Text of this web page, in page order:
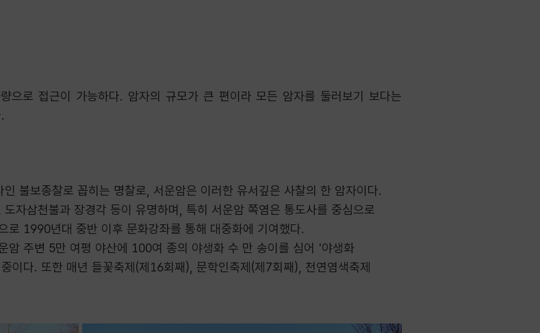
으로 접근이 가능하다. 암자의 규모가 큰 편이라 모든 암자를 둘러보기 보다는
.
불보종찰로 꼽히는 명찰로, 서운암은 이러한 유서깊은 사찰의 한 암자이다.
자삼천불과 장경각 등이 유명하며, 특히 서운암 쪽염은 통도사를 중심으로
로 1990년대 중반 이후 문화강좌를 통해 대중화에 기여했다.
암 주변 5만 여평 야산에 100여 종의 야생화 수 만 송이를 심어 '야생화
이다. 또한 매년 들꽃축제(제16회째), 문학인축제(제7회째), 천연염색축제